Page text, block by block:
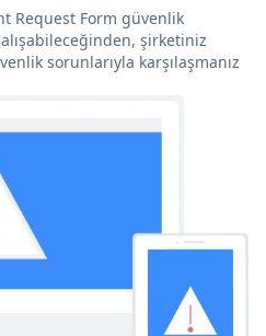
Request Form güvenlik
şirketiniz
sorunlarıyla karşılaşmanız